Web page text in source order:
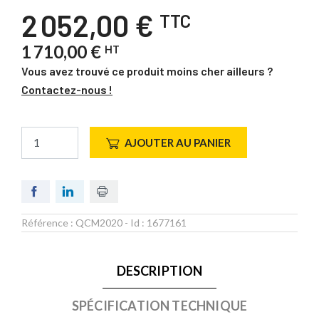
2 052,00 € TTC
1 710,00 € HT
Vous avez trouvé ce produit moins cher ailleurs ?
Contactez-nous !
AJOUTER AU PANIER
Référence : QCM2020 - Id : 1677161
DESCRIPTION
SPÉCIFICATION TECHNIQUE